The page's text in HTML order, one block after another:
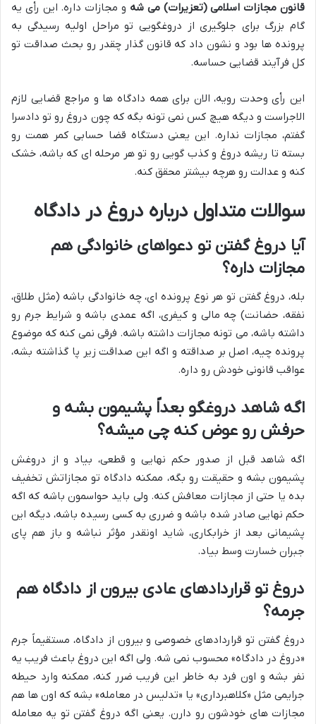
قانون مجازات اسلامی (تعزیرات) می شه و مجازات داره. این رأی یه
گام بزرگ برای جلوگیری از دروغگویی تو مراحل اولیه رسیدگی به
پرونده ها بود و نشون داد که قانون گذار چقدر رو بحث صداقت تو
کل فرآیند قضایی حساسه.
این رأی وحدت رویه، الان برای همه دادگاه ها و مراجع قضایی لازم
الاجراست و دیگه هیچ کس نمی تونه بگه که چون دروغ رو تو دادسرا
گفتم، مجازات نداره. این یعنی دستگاه قضا حسابی کمر همت رو
بسته تا ریشه دروغ و کذب گویی رو تو هر مرحله ای که باشه، خشک
کنه و عدالت رو هرچه بیشتر محقق کنه.
سوالات متداول درباره دروغ در دادگاه
آیا دروغ گفتن تو دعواهای خانوادگی هم
مجازات داره؟
بله، دروغ گفتن تو هر نوع پرونده ای، چه خانوادگی باشه (مثل طلاق،
نفقه، حضانت) چه مالی و کیفری، اگه عمدی باشه و شرایط جرم رو
داشته باشه، می تونه مجازات داشته باشه. فرقی نمی کنه که موضوع
پرونده چیه، اصل بر صداقته و اگه این صداقت زیر پا گذاشته بشه،
عواقب قانونی خودش رو داره.
اگه شاهد دروغگو بعداً پشیمون بشه و
حرفش رو عوض کنه چی میشه؟
اگه شاهد قبل از صدور حکم نهایی و قطعی، بیاد و از دروغش
پشیمون بشه و حقیقت رو بگه، ممکنه دادگاه تو مجازاتش تخفیف
بده یا حتی از مجازات معافش کنه. ولی باید حواسمون باشه که اگه
حکم نهایی صادر شده باشه و ضرری به کسی رسیده باشه، دیگه این
پشیمانی بعد از خرابکاری، شاید اونقدر مؤثر نباشه و باز هم پای
جبران خسارت وسط بیاد.
دروغ تو قراردادهای عادی بیرون از دادگاه هم
جرمه؟
دروغ گفتن تو قراردادهای خصوصی و بیرون از دادگاه، مستقیماً جرم
«دروغ در دادگاه» محسوب نمی شه. ولی اگه این دروغ باعث فریب یه
نفر بشه و اون فرد به خاطر این فریب ضرر کنه، ممکنه وارد حیطه
جرایمی مثل «کلاهبرداری» یا «تدلیس در معامله» بشه که اون ها هم
مجازات های خودشون رو دارن. یعنی اگه دروغ گفتن تو یه معامله